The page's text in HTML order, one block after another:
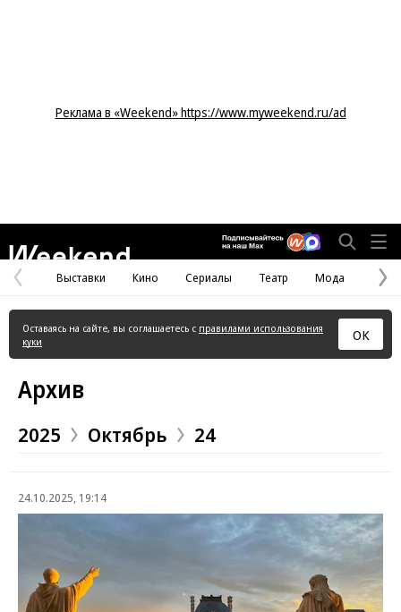
Реклама в «Weekend» https://www.myweekend.ru/ad
Предыдущая
страница
Выставки Кино Сериалы Театр Мода
Оставаясь на сайте, вы соглашаетесь с правилами использования
куки
ОК
Архив
2025 Октябрь 24
24.10.2025, 19:14